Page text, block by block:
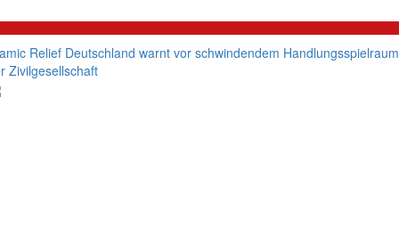
Relief Deutschland warnt vor schwindendem Handlungsspielraum
Zivilgesellschaft